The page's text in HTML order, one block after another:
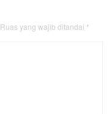
Ruas yang wajib ditandai *